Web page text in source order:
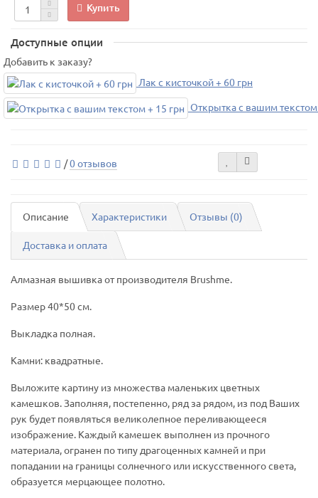
Купить
Доступные опции
Добавить к заказу?
Лак с кисточкой + 60 грн
Открытка с вашим текстом
/0 отзывов
Описание Характеристики Отзывы (0)
Доставка и оплата
Алмазная вышивка от производителя Brushme.
Размер 40*50 см.
Выкладка полная.
Камни: квадратные.
Выложите картину из множества маленьких цветных
камешков. Заполняя, постепенно, ряд за рядом, из под Ваших
рук будет появляться великолепное переливающееся
изображение. Каждый камешек выполнен из прочного
материала, огранен по типу драгоценных камней и при
попадании на границы солнечного или искусственного света,
образуется мерцающее полотно.